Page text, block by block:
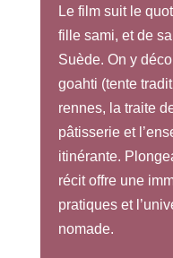
Le film suit le
fille sami, et de
Suède. On y
goahti (tente
rennes, la traite
pâtisserie et
itinérante.
récit offre une
pratiques et
nomade.